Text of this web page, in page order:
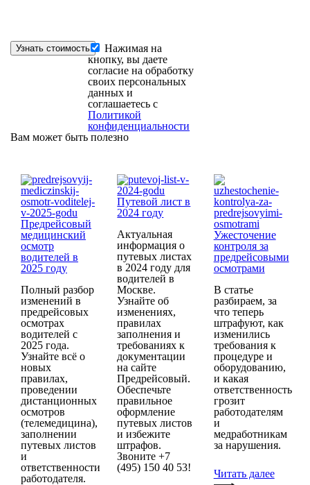
Нажимая на
кнопку, вы даете
согласие на обработку
своих персональных
данных и
соглашаетесь с
Политикой
конфиденциальности
Вам может быть полезно
Предрейсовый
медицинский
осмотр
водителей в
2025 году
Полный разбор
изменений в
предрейсовых
осмотрах
водителей с
2025 года.
Узнайте всё о
новых
правилах,
проведении
дистанционных
осмотров
(телемедицина),
заполнении
путевых листов
и
ответственности
работодателя.
Путевой лист в
2024 году
Актуальная
информация о
путевых листах
в 2024 году для
водителей в
Москве.
Узнайте об
изменениях,
правилах
заполнения и
требованиях к
документации
на сайте
Предрейсовый.
Обеспечьте
правильное
оформление
путевых листов
и избежите
штрафов.
Звоните +7
(495) 150 40 53!
Ужесточение
контроля за
предрейсовыми
осмотрами
В статье
разбираем, за
что теперь
штрафуют, как
изменились
требования к
процедуре и
оборудованию,
и какая
ответственность
грозит
работодателям
и
медработникам
за нарушения.
Читать далее